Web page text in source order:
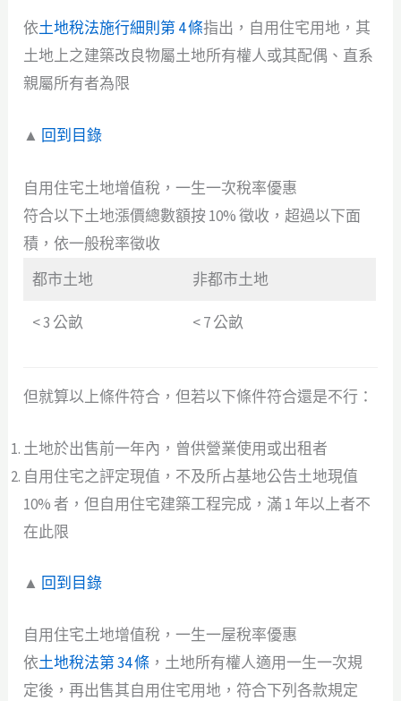
依土地稅法施行細則第 4 條指出，自用住宅用地，其
土地上之建築改良物屬土地所有權人或其配偶、直系
親屬所有者為限
▲ 回到目錄
自用住宅土地增值稅，一生一次稅率優惠
符合以下土地漲價總數額按 10% 徵收，超過以下面
積，依一般稅率徵收
都市土地
非都市土地
< 3 公畝 < 7 公畝
但就算以上條件符合，但若以下條件符合還是不行：
土地於出售前一年內，曾供營業使用或出租者
自用住宅之評定現值，不及所占基地公告土地現值
10% 者，但自用住宅建築工程完成，滿 1 年以上者不
在此限
▲ 回到目錄
自用住宅土地增值稅，一生一屋稅率優惠
依土地稅法第 34 條 ，土地所有權人適用一生一次規
定後，再出售其自用住宅用地，符合下列各款規定